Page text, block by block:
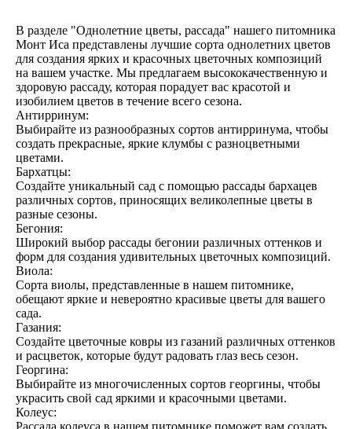
В разделе "Однолетние цветы, рассада" нашего питомника
Монт Иса представлены лучшие сорта однолетних цветов
для создания ярких и красочных цветочных композиций
на вашем участке. Мы предлагаем высококачественную и
здоровую рассаду, которая порадует вас красотой и
изобилием цветов в течение всего сезона.
Антирринум:
Выбирайте из разнообразных сортов антирринума, чтобы
создать прекрасные, яркие клумбы с разноцветными
цветами.
Бархатцы:
Создайте уникальный сад с помощью рассады бархацев
различных сортов, приносящих великолепные цветы в
разные сезоны.
Бегония:
Широкий выбор рассады бегонии различных оттенков и
форм для создания удивительных цветочных композиций.
Виола:
Сорта виолы, представленные в нашем питомнике,
обещают яркие и невероятно красивые цветы для вашего
сада.
Газания:
Создайте цветочные ковры из газаний различных оттенков
и расцветок, которые будут радовать глаз весь сезон.
Георгина:
Выбирайте из многочисленных сортов георгины, чтобы
украсить свой сад яркими и красочными цветами.
Колеус:
Рассада колеуса в нашем питомнике поможет вам создать